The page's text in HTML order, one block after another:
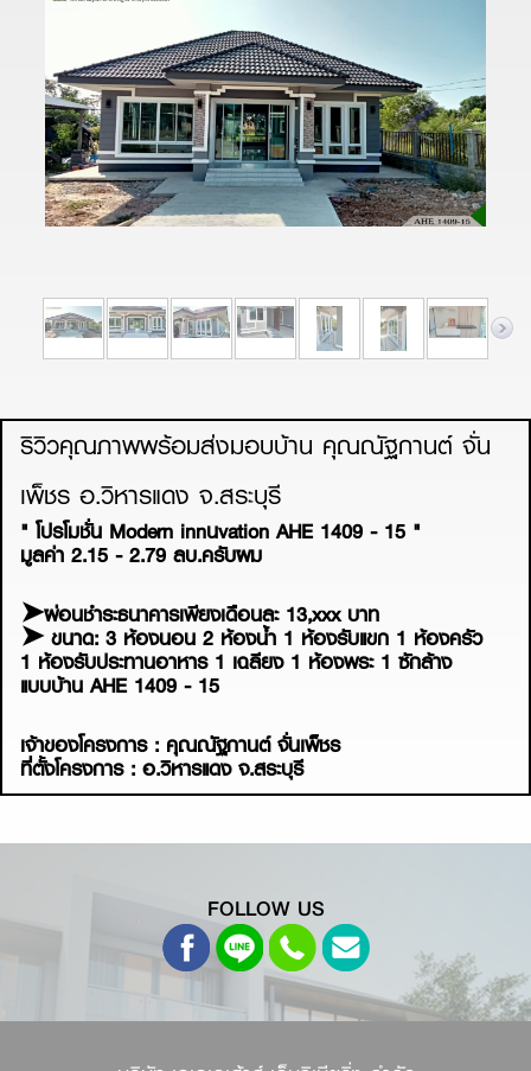
ริวิวคุณภาพพร้อมส่งมอบบ้าน คุณณัฐกานต์ จั่น
เพ็ชร อ.วิหารแดง จ.สระบุรี
" โปรโมชั่น Modern innนvation AHE 1409 - 15 "
มูลค่า 2.15 - 2.79 ลบ.ครับผม
➤ผ่อนชำระธนาคารเพียงเดือนละ 13,xxx บาท
➤ ขนาด: 3 ห้องนอน 2 ห้องน้ำ 1 ห้องรับแขก 1 ห้องครัว
1 ห้องรับประทานอาหาร 1 เฉลียง 1 ห้องพระ 1 ซักล้าง
แบบบ้าน AHE 1409 - 15
เจ้าของโครงการ : คุณณัฐกานต์จั่นเพ็ชร
ที่ตั้งโครงการ : อ.วิหารแดง จ.สระบุรี
FOLLOW US